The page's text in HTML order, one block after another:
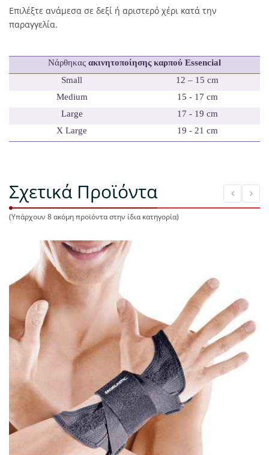
Επιλέξτε ανάμεσα σε δεξί ή αριστερό χέρι κατά την
παραγγελία.
Νάρθηκας ακινητοποίησης καρπού Essencial
Small
12 – 15 cm
Medium
15 - 17 cm
Large
17 - 19 cm
X Large 19 - 21 cm
Σχετικά Προϊόντα
(Υπάρχουν 8 ακόμη προϊόντα στην ίδια κατηγορία)